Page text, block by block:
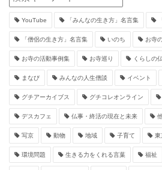
YouTube 「みんなの生き方」名言集
「僧侶の生き方」名言集 いのち お寺
お寺の活動事例集 お寺巡り くらしの
まなび みんなの人生僧談 イベント
グチアーカイブス グチコレオンライン
デスカフェ 仏事・終活の現在と未来
写京 動物 地域 子育て 東
環境問題 生きる力をくれる言葉 福祉